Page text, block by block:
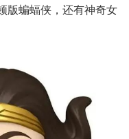
版蝙蝠侠，还有神奇女